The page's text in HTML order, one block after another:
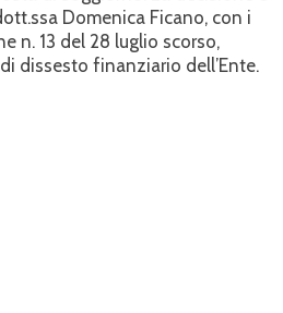
Domenica Ficano, con i
n. 13 del 28 luglio scorso,
dissesto finanziario dell’Ente.